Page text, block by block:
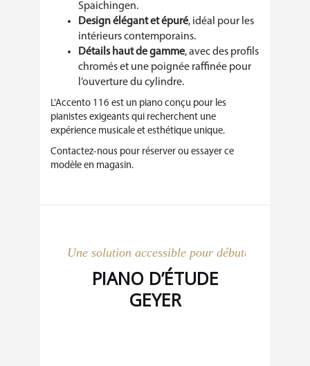
Spaichingen.
Design élégant et épuré, idéal pour les
intérieurs contemporains.
Détails haut de gamme, avec des profils
chromés et une poignée raffinée pour
l’ouverture du cylindre.
L’Accento 116 est un piano conçu pour les
pianistes exigeants qui recherchent une
expérience musicale et esthétique unique.
Contactez-nous pour réserver ou essayer ce
modèle en magasin.
Une solution accessible pour débuter :
PIANO D’ÉTUDE
GEYER